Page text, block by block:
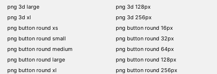
png 3d large
png 3d xl
png button round xs
png button round small
png button round medium
png button round large
png button round xl
png 3d 128px
png 3d 256px
png button round 16px
png button round 32px
png button round 64px
png button round 128px
png button round 256px